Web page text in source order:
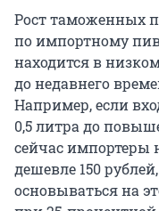
Рост таможенных
по импортному
находится в
до недавнего
Например, если
0,5 литра до
сейчас импортеры
дешевле 150
основываться на